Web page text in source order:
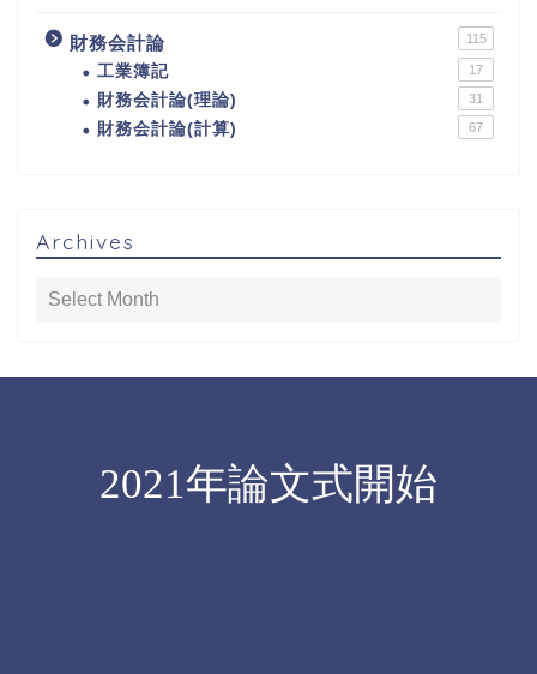
財務会計論 115
工業簿記 17
財務会計論(理論) 31
財務会計論(計算) 67
Archives